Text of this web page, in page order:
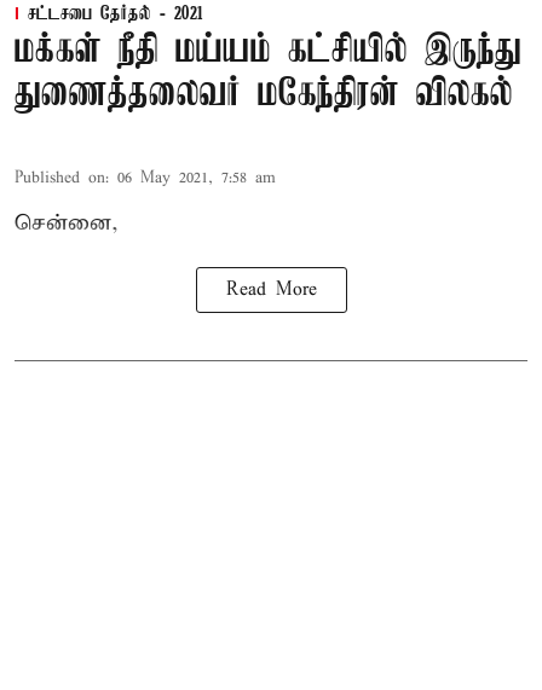
சட்டசபை தேர்தல் - 2021
மக்கள் நீதி மய்யம் கட்சியில் இருந்து
துணைத்தலைவர் மகேந்திரன் விலகல்
Published on: 06 May 2021, 7:58 am
சென்னை,
Read More